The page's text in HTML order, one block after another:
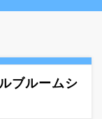
ブルームシ